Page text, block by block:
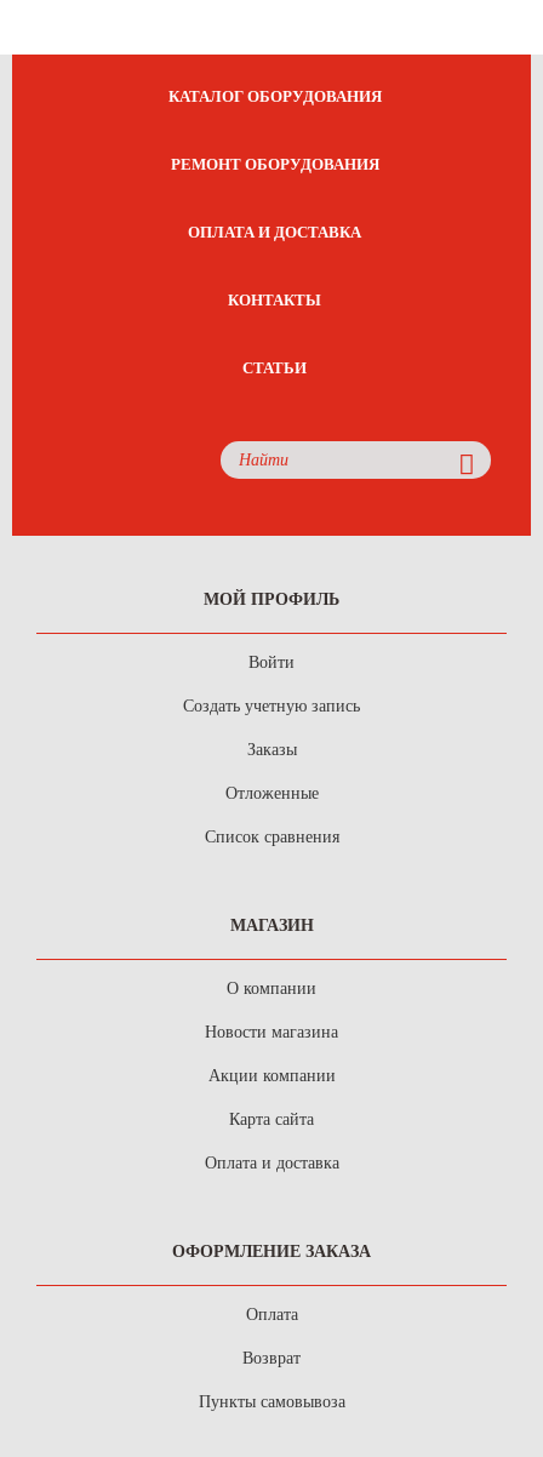
КАТАЛОГ ОБОРУДОВАНИЯ
РЕМОНТ ОБОРУДОВАНИЯ
ОПЛАТА И ДОСТАВКА
КОНТАКТЫ
СТАТЬИ
МОЙ ПРОФИЛЬ
Войти
Создать учетную запись
Заказы
Отложенные
Список сравнения
МАГАЗИН
О компании
Новости магазина
Акции компании
Карта сайта
Оплата и доставка
ОФОРМЛЕНИЕ ЗАКАЗА
Оплата
Возврат
Пункты самовывоза